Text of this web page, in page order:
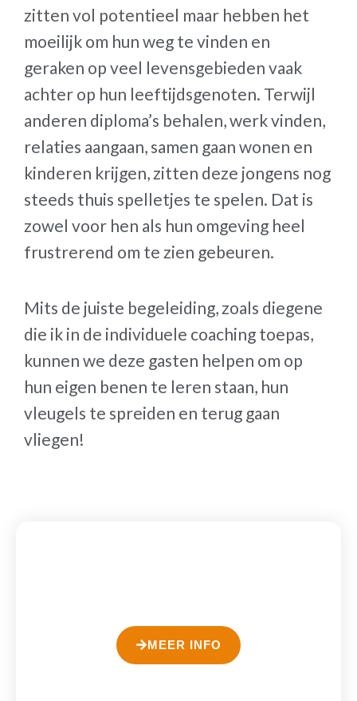
zitten vol potentieel maar hebben het
moeilijk om hun weg te vinden en
geraken op veel levensgebieden vaak
achter op hun leeftijdsgenoten. Terwijl
anderen diploma’s behalen, werk vinden,
relaties aangaan, samen gaan wonen en
kinderen krijgen, zitten deze jongens nog
steeds thuis spelletjes te spelen. Dat is
zowel voor hen als hun omgeving heel
frustrerend om te zien gebeuren.
Mits de juiste begeleiding, zoals diegene
die ik in de individuele coaching toepas,
kunnen we deze gasten helpen om op
hun eigen benen te leren staan, hun
vleugels te spreiden en terug gaan
vliegen!
MEER INFO